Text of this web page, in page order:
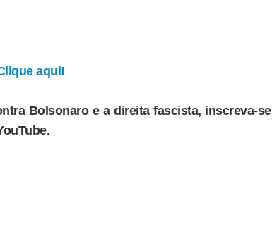
aqui!
Bolsonaro e a direita fascista, inscreva-se